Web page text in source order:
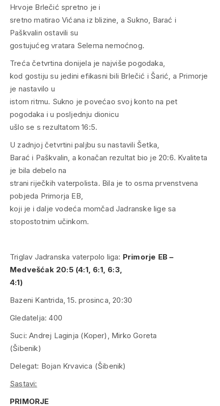
Hrvoje Brlečić spretno je i
sretno matirao Vićana iz blizine, a Sukno, Barać i
Paškvalin ostavili su
gostujućeg vratara Selema nemoćnog.
Treća četvrtina donijela je najviše pogodaka,
kod gostiju su jedini efikasni bili Brlečić i Šarić, a Primorje
je nastavilo u
istom ritmu. Sukno je povećao svoj konto na pet
pogodaka i u posljednju dionicu
ušlo se s rezultatom 16:5.
U zadnjoj četvrtini paljbu su nastavili Šetka,
Barać i Paškvalin, a konačan rezultat bio je 20:6. Kvaliteta
je bila debelo na
strani riječkih vaterpolista. Bila je to osma prvenstvena
pobjeda Primorja EB,
koji je i dalje vodeća momčad Jadranske lige sa
stopostotnim učinkom.
Triglav Jadranska vaterpolo liga: Primorje EB –
Medvešćak 20:5 (4:1, 6:1, 6:3,
4:1)
Bazeni Kantrida, 15. prosinca, 20:30
Gledatelja: 400
Suci: Andrej Laginja (Koper), Mirko Goreta
(Šibenik)
Delegat: Bojan Krvavica (Šibenik)
Sastavi:
PRIMORJE